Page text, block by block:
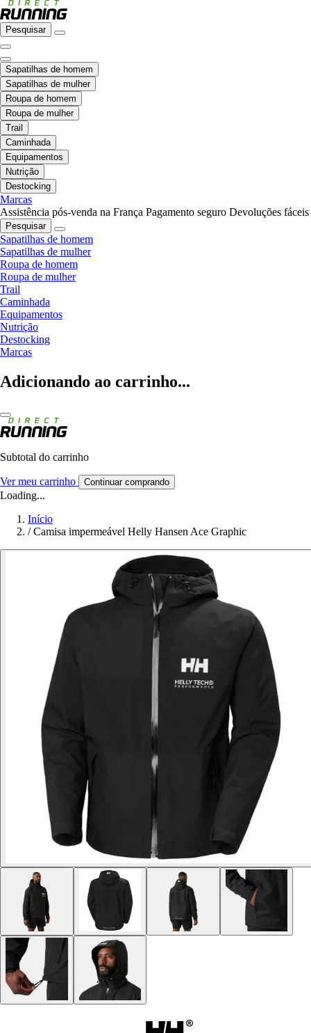
Pesquisar
Sapatilhas de homem
Sapatilhas de mulher
Roupa de homem
Roupa de mulher
Trail
Caminhada
Equipamentos
Nutrição
Destocking
Marcas
Assistência pós-venda na França Pagamento seguro Devoluções fáceis
Pesquisar
Sapatilhas de homem
Sapatilhas de mulher
Roupa de homem
Roupa de mulher
Trail
Caminhada
Equipamentos
Nutrição
Destocking
Marcas
Adicionando ao carrinho...
Subtotal do carrinho
Ver meu carrinho Continuar comprando
Loading...
Início
/ Camisa impermeável Helly Hansen Ace Graphic